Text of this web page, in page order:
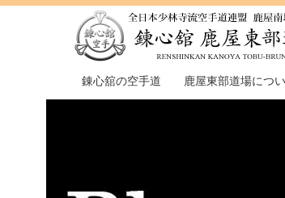
錬心舘の空手道 鹿屋東部道場につ